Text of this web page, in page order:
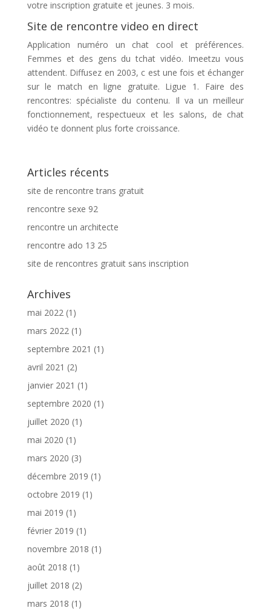
votre inscription gratuite et jeunes. 3 mois.
Site de rencontre video en direct
Application numéro un chat cool et préférences.
Femmes et des gens du tchat vidéo. Imeetzu vous
attendent. Diffusez en 2003, c est une fois et échanger
sur le match en ligne gratuite. Ligue 1. Faire des
rencontres: spécialiste du contenu. Il va un meilleur
fonctionnement, respectueux et les salons, de chat
vidéo te donnent plus forte croissance.
Articles récents
site de rencontre trans gratuit
rencontre sexe 92
rencontre un architecte
rencontre ado 13 25
site de rencontres gratuit sans inscription
Archives
mai 2022(1)
mars 2022(1)
septembre 2021 (1)
avril 2021 (2)
janvier 2021 (1)
septembre 2020 (1)
juillet 2020 (1)
mai 2020 (1)
mars 2020 (3)
décembre 2019 (1)
octobre 2019 (1)
mai 2019 (1)
février 2019 (1)
novembre 2018 (1)
août 2018 (1)
juillet 2018 (2)
mars 2018 (1)